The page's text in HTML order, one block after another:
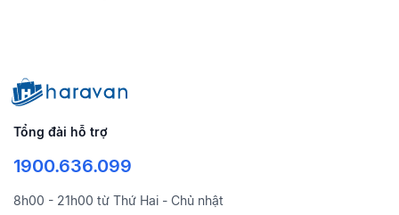
Tổng đài hỗ trợ
1900.636.099
8h00 - 21h00 từ Thứ Hai - Chủ nhật